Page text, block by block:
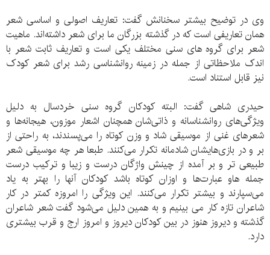
وی در توضیح بیشتر سخنانش گفت: تعاریف اصولی و اساسی شعر
همان تعاریفی است که در گذشته بزرگان ما برای شعر داشته‌اند. ماهیت
شعر برای گروه های سنی مختلف یکی است و تعاریف ثابت شعر با
اندک ملاحظاتی از جمله در زمینه روانشناسی رشد برای شعر کودک
نیز قابل استناد است.
حیدری شاهی گفت: البته کودکان گروه سنی خردسال به دلیل
ویژگی‌های روانشناسانه و ذاتی‌شان همچنان اشعار موزون، هیجانه‌ها و
شعرهای غنی از موسیقی شاد و وزن کوتاه را می‌پسندند، به راحتی از
بر و در بازی‌هایشان شادمانه تکرار می‌کنند. طبعا هر چه موسیقی شعر
طبیعی تر و بر آمده از چینش واژگان درست و زیبا و ترکیب درست
جمله هاو عبارت‌ها و اوزان کوتاه باشد کودکان آنها را بهتر به یاد
می‌سپارند و بیشتر تکرار می‌کنند. این ویژگی را امروزه کمتر در کار
شاعران تازه کار می بینیم و به همین دلیل می‌شود گفت شعر شاعران
گذشته و دیروز هنوز در بین کودکان دیروز و امروز ارج و قرب بیشتری
دارد.